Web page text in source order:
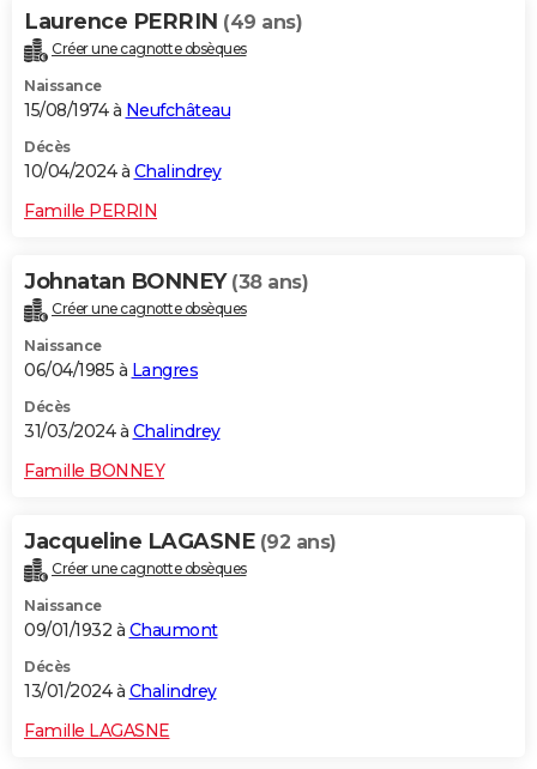
Laurence PERRIN (49 ans)
Créer une cagnotte obsèques
Naissance
15/08/1974 à Neufchâteau
Décès
10/04/2024 à Chalindrey
Famille PERRIN
Johnatan BONNEY (38 ans)
Créer une cagnotte obsèques
Naissance
06/04/1985 à Langres
Décès
31/03/2024 à Chalindrey
Famille BONNEY
Jacqueline LAGASNE (92 ans)
Créer une cagnotte obsèques
Naissance
09/01/1932 à Chaumont
Décès
13/01/2024 à Chalindrey
Famille LAGASNE